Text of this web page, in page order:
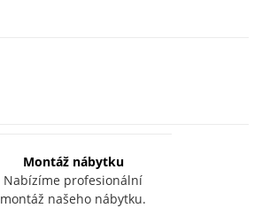
Montáž nábytku
Nabízíme profesionální
montáž našeho nábytku.